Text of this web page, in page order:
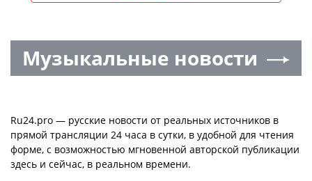
Музыкальные новости
Ru24.pro — русские новости от реальных источников в
прямой трансляции 24 часа в сутки, в удобной для чтения
форме, с возможностью мгновенной авторской публикации
здесь и сейчас, в реальном времени.